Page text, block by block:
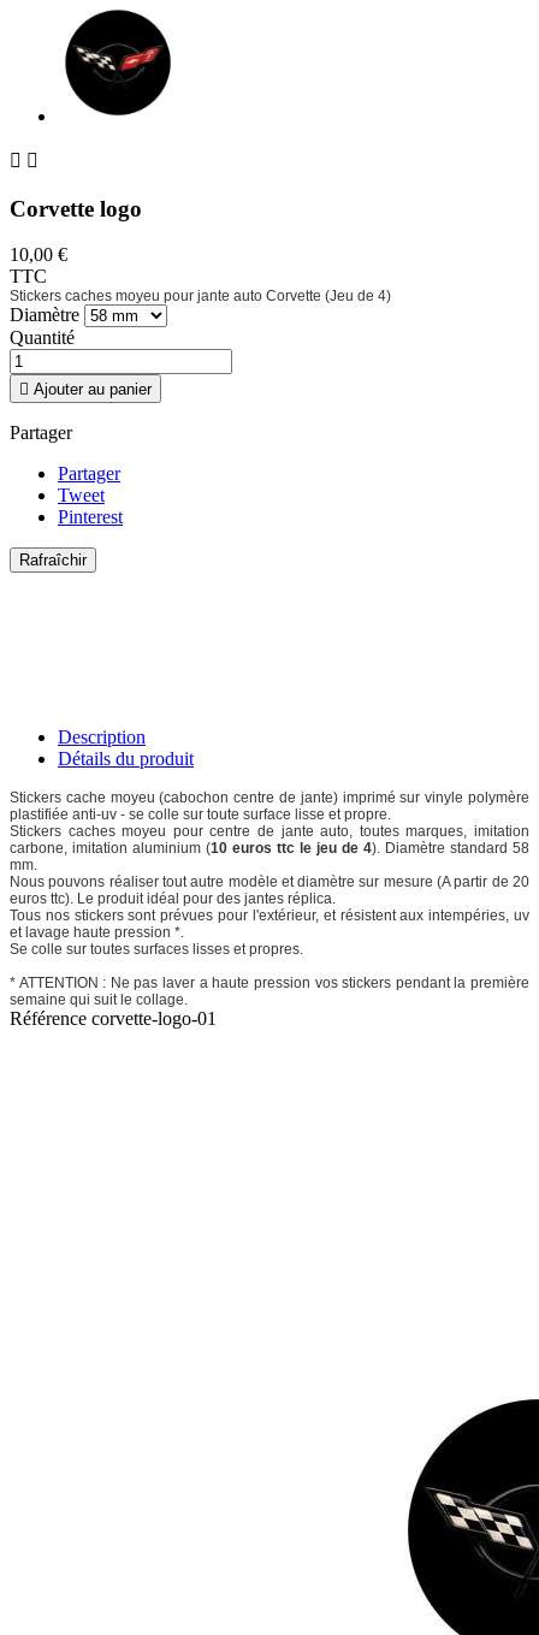
 
Corvette logo
10,00 €
TTC
Stickers caches moyeu pour jante auto Corvette (Jeu de 4)
Diamètre
Quantité
 Ajouter au panier
Partager
Partager
Tweet
Pinterest
Description
Détails du produit
Stickers cache moyeu (cabochon centre de jante) imprimé sur vinyle polymère
plastifiée anti-uv - se colle sur toute surface lisse et propre.
Stickers caches moyeu pour centre de jante auto, toutes marques, imitation
carbone, imitation aluminium (10 euros ttc le jeu de 4). Diamètre standard 58
mm.
Nous pouvons réaliser tout autre modèle et diamètre sur mesure (A partir de 20
euros ttc). Le produit idéal pour des jantes réplica.
Tous nos stickers sont prévues pour l'extérieur, et résistent aux intempéries, uv
et lavage haute pression *.
Se colle sur toutes surfaces lisses et propres.
* ATTENTION : Ne pas laver a haute pression vos stickers pendant la première
semaine qui suit le collage.
Référence corvette-logo-01